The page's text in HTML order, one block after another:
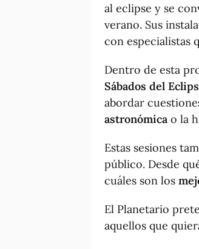
al eclipse y se
verano. Sus
con especialistas
Dentro de esta
Sábados del
abordar
astronómica o la
Estas sesiones
público. Desde
cuáles son los
El Planetario
aquellos que